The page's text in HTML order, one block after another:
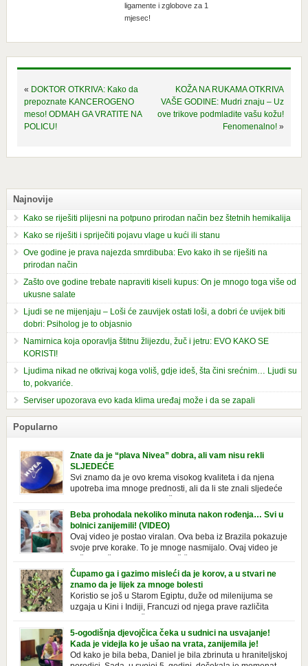
ligamente i zglobove za 1
mjesec!
« DOKTOR OTKRIVA: Kako da
prepoznate KANCEROGENO
meso! ODMAH GA VRATITE NA
POLICU!
KOŽA NA RUKAMA OTKRIVA
VAŠE GODINE: Mudri znaju – Uz
ove trikove podmladite vašu kožu!
Fenomenalno! »
Najnovije
Kako se riješiti plijesni na potpuno prirodan način bez štetnih hemikalija
Kako se riješiti i spriječiti pojavu vlage u kući ili stanu
Ove godine je prava najezda smrdibuba: Evo kako ih se riješiti na
prirodan način
Zašto ove godine trebate napraviti kiseli kupus: On je mnogo toga više od
ukusne salate
Ljudi se ne mijenjaju – Loši će zauvijek ostati loši, a dobri će uvijek biti
dobri: Psiholog je to objasnio
Namirnica koja oporavlja štitnu žlijezdu, žuč i jetru: EVO KAKO SE
KORISTI!
Ljudima nikad ne otkrivaj koga voliš, gdje ideš, šta čini srećnim… Ljudi su
to, pokvariće.
Serviser upozorava evo kada klima uređaj može i da se zapali
Popularno
Znate da je “plava Nivea” dobra, ali vam nisu rekli
SLJEDEĆE
Svi znamo da je ovo krema visokog kvaliteta i da njena
upotreba ima mnoge prednosti, ali da li ste znali sljedeće
o njoj. Nivea krema u klasičnoj, plavoj kutiji,
prepoznatljivog mirisa i jednostavne formule, jeste nezamenljiv inventar
u kupatilima i muškaraca i žena. Mnogi ljudi se ne odvajaju od nje, pa je
čak nose sa […]
Beba prohodala nekoliko minuta nakon rođenja… Svi u
bolnici zanijemili! (VIDEO)
Ovaj video je postao viralan. Ova beba iz Brazila pokazuje
svoje prve korake. To je mnoge nasmijalo. Ovaj video je
baš neobičan. Ne viđamo baš često ovakve korake kod
novorođenih beba. Video je snimila babica, pregledalo ga je preko 80
miliona ljudi. Ove babice su ostale u čudu nakon što su vidjeli kako
beba želi […]
Čupamo ga i gazimo misleći da je korov, a u stvari ne
znamo da je lijek za mnoge bolesti
Koristio se još u Starom Egiptu, duže od milenijuma se
uzgaja u Kini i Indiji, Francuzi od njega prave različita
čupamo ga i bacamo kao korov! Tušt je jednogodišnji, ali vrlo uporan
“korov” koji, ka­da nam se jednom nastani u bašti ili dvorištu, teško ga se
5-ogodišnja djevojčica čeka u sudnici na usvajanje!
Kada je videjla ko je ušao na vrata, zanijemila je!
Od kako je bila beba, Daniel je bila zbrinuta u hraniteljskoj